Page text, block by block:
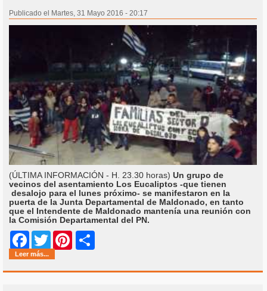
Publicado el Martes, 31 Mayo 2016 - 20:17
(ÚLTIMA INFORMACIÓN - H. 23.30 horas) Un grupo de
vecinos del asentamiento Los Eucaliptos -que tienen
desalojo para el lunes próximo- se manifestaron en la
puerta de la Junta Departamental de Maldonado, en tanto
que el Intendente de Maldonado mantenía una reunión con
la Comisión Departamental del PN.
Facebook
Twitter Pinterest
Leer más...